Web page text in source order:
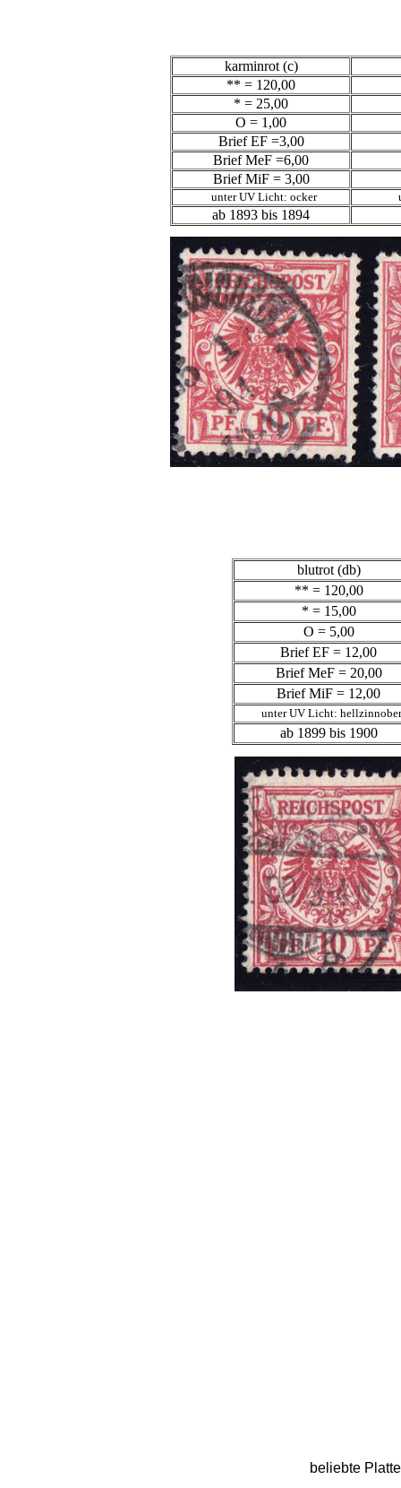
karminrot (c)
** = 120,00
* = 25,00
O = 1,00
Brief EF =3,00
Brief MeF =6,00
Brief MiF = 3,00
unter UV Licht: ocker
ab 1893 bis 1894
blutrot (db)
** = 120,00
* = 15,00
O = 5,00
Brief EF = 12,00
Brief MeF = 20,00
Brief MiF = 12,00
unter UV Licht: hellzinnober
ab 1899 bis 1900
beliebte